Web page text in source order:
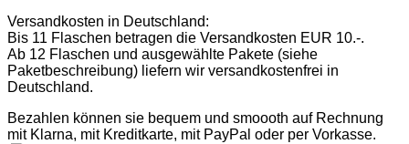
Versandkosten in Deutschland:
Bis 11 Flaschen betragen die Versandkosten EUR 10.-.
Ab 12 Flaschen und ausgewählte Pakete (siehe
Paketbeschreibung) liefern wir versandkostenfrei in
Deutschland.
Bezahlen können sie bequem und smoooth auf Rechnung
mit Klarna, mit Kreditkarte, mit PayPal oder per Vorkasse.